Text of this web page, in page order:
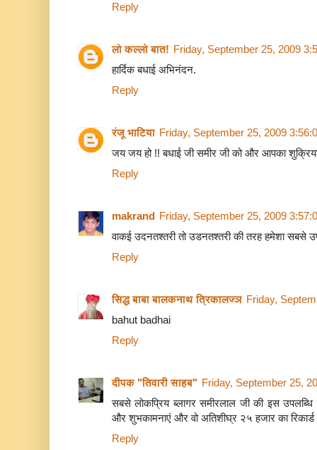
Reply
लो कल्लो बात! Friday, September 25, 2009
हार्दिक बधाई अभिनंदन.
Reply
रंजू भाटिया Friday, September 25, 2009
जय जय हो !! बधाई जी समीर जी को और आपका
Reply
makrand Friday, September 25, 2009
वाकई उदनतश्तरी तो उडनतश्तरी की तरह हमेशा सबसे
Reply
सिद्ध बाबा बालकनाथ त्रिकालज्ञ Friday,
bahut badhai
Reply
दीपक "तिवारी साहब" Friday, September 25,
सबसे लोकप्रिय ब्लागर समीरलाल जी की इस
और शुभकामनाएं और वो अतिशीघ्र २५ हजार का रिकार्ड
Reply